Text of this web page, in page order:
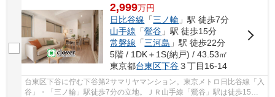
2,999万円
日比谷線 「三ノ輪 」駅 徒歩7分
山手線 「鶯谷 」駅 徒歩15分
常磐線 「三河島 」駅 徒歩22分
5階 / 1DK＋1S(納戸) / 43.53㎡
東京都台東区下谷３丁目16-14
台東区下谷に佇む下谷第2サマリヤマンション。東京メトロ日比谷線「入
谷」・「三ノ輪」駅徒歩7分の立地。ＪＲ山手線「鶯谷」駅は徒歩15分